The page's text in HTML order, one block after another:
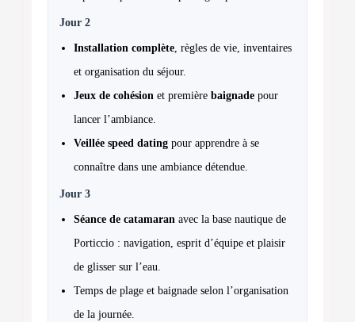
Jour 2
Installation complète, règles de vie, inventaires
et organisation du séjour.
Jeux de cohésion et première baignade pour
lancer l’ambiance.
Veillée speed dating pour apprendre à se
connaître dans une ambiance détendue.
Jour 3
Séance de catamaran avec la base nautique de
Porticcio : navigation, esprit d’équipe et plaisir
de glisser sur l’eau.
Temps de plage et baignade selon l’organisation
de la journée.